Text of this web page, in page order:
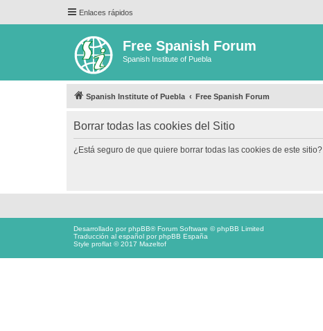
Enlaces rápidos
Free Spanish Forum
Spanish Institute of Puebla
Spanish Institute of Puebla Free Spanish Forum
Borrar todas las cookies del Sitio
¿Está seguro de que quiere borrar todas las cookies de este sitio?
Desarrollado porphpBB® Forum Software © phpBB Limited
Traducción al español porphpBB España
Style proflat © 2017 Mazeltof